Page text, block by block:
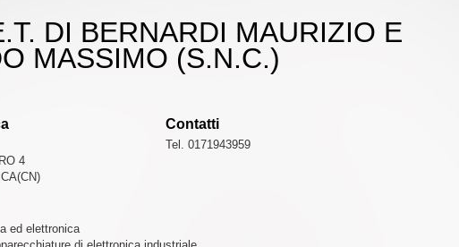
DI BERNARDI MAURIZIO E
MASSIMO (S.N.C.)
4
Contatti
Tel. 0171943959
ed elettronica